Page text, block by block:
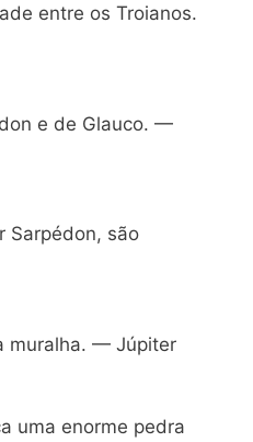
entre os Troianos.
e de Glauco. —
Sarpédon, são
muralha. — Júpiter
uma enorme pedra